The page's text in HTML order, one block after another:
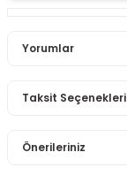
Yorumlar
Taksit Seçenekleri
Önerileriniz